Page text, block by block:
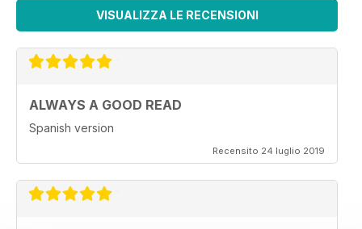
VISUALIZZA LE RECENSIONI
ALWAYS A GOOD READ
Spanish version
Recensito 24 luglio 2019